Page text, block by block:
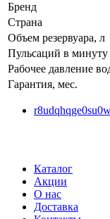
Бренд
Страна
Объем резервуара, л
Пульсаций в минуту
Рабочее давление
Гарантия, мес.
Каталог
Акции
О нас
Доставка